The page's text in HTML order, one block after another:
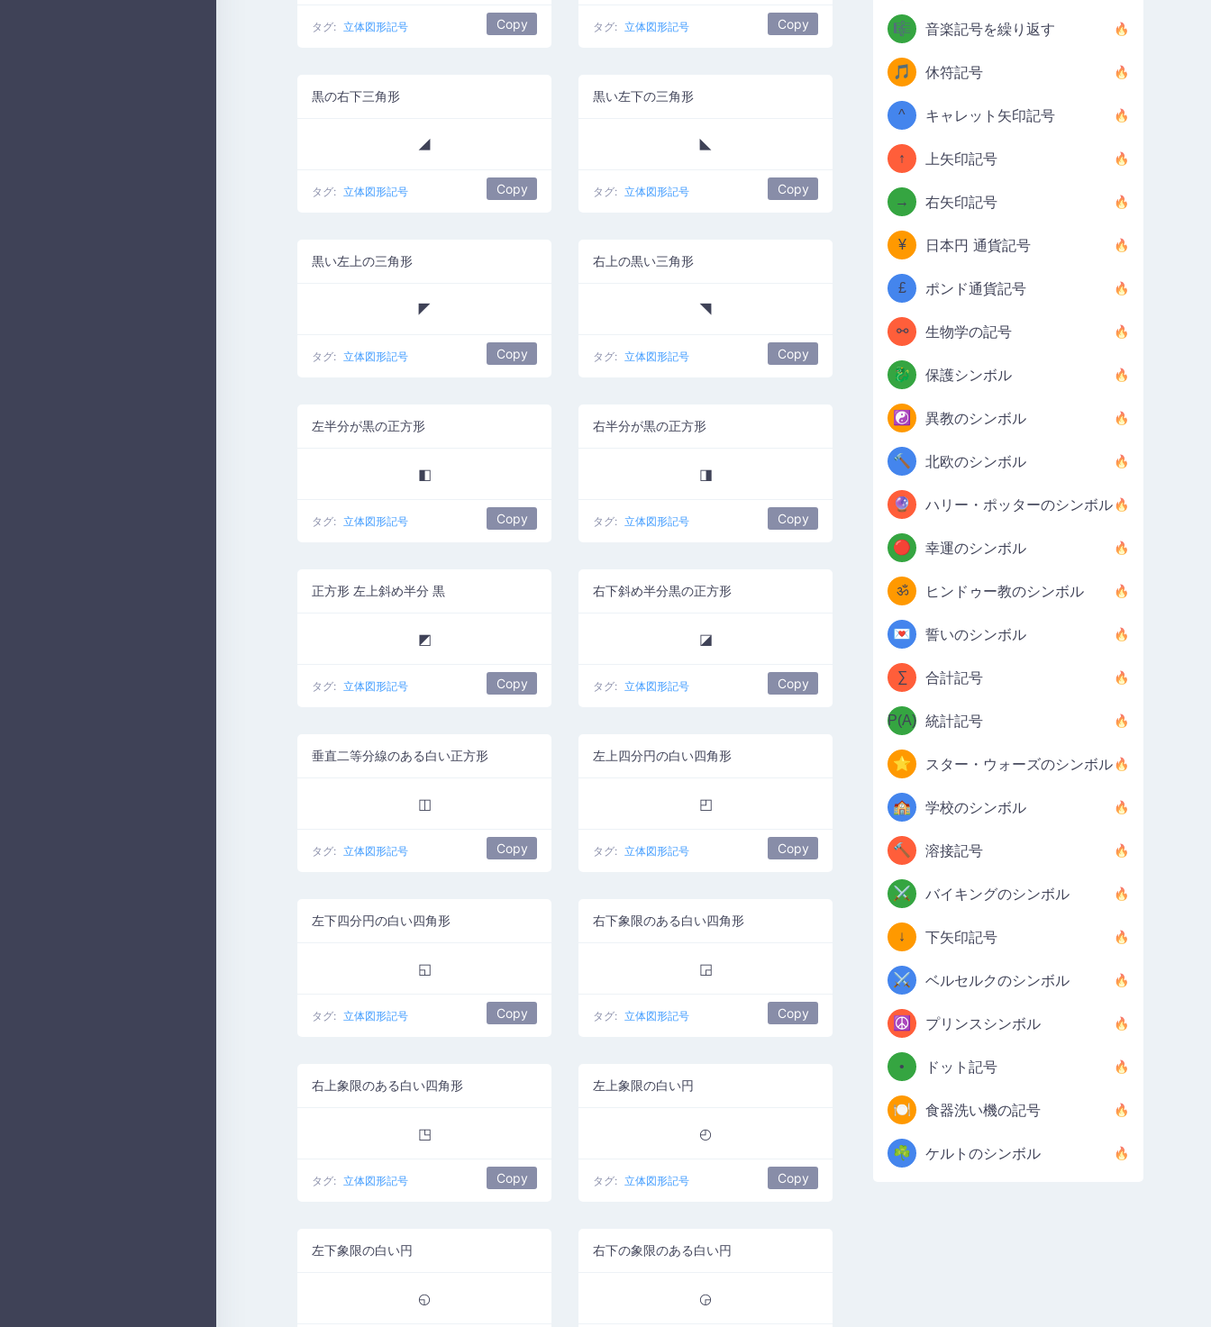
タグ: 立体図形記号 Copy タグ: 立体図形記号 Copy
黒の右下三角形
◢
タグ: 立体図形記号 Copy
黒い左下の三角形
◣
タグ: 立体図形記号 Copy
黒い左上の三角形
◤
タグ: 立体図形記号 Copy
右上の黒い三角形
◥
タグ: 立体図形記号 Copy
左半分が黒の正方形
◧
タグ: 立体図形記号 Copy
右半分が黒の正方形
◨
タグ: 立体図形記号 Copy
正方形 左上斜め半分 黒
◩
タグ: 立体図形記号 Copy
右下斜め半分黒の正方形
◪
タグ: 立体図形記号 Copy
垂直二等分線のある白い正方形
◫
タグ: 立体図形記号 Copy
左上四分円の白い四角形
◰
タグ: 立体図形記号 Copy
左下四分円の白い四角形
◱
タグ: 立体図形記号 Copy
右下象限のある白い四角形
◲
タグ: 立体図形記号 Copy
右上象限のある白い四角形
◳
タグ: 立体図形記号 Copy
左上象限の白い円
◴
タグ: 立体図形記号 Copy
左下象限の白い円
◵
右下の象限のある白い円
◶
🎼 音楽記号を繰り返す
🎵 休符記号
^ キャレット矢印記号
↑ 上矢印記号
→ 右矢印記号
¥ 日本円 通貨記号
£ ポンド通貨記号
⚯ 生物学の記号
🐉 保護シンボル
☯️ 異教のシンボル
🔨 北欧のシンボル
🔮 ハリー・ポッターのシンボル
🔴 幸運のシンボル
ॐ ヒンドゥー教のシンボル
💌 誓いのシンボル
∑ 合計記号
P(A) 統計記号
⭐ スター・ウォーズのシンボル
🏫 学校のシンボル
🔨 溶接記号
⚔️ バイキングのシンボル
↓ 下矢印記号
⚔️ ベルセルクのシンボル
☮️ プリンスシンボル
• ドット記号
🍽️ 食器洗い機の記号
☘️ ケルトのシンボル